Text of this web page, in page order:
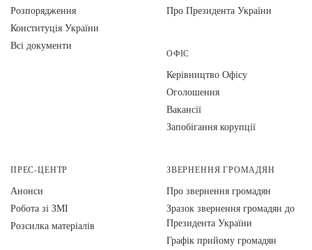
Розпорядження
Конституція України
Всі документи
Про Президента України
ОФІС
Керівництво Офісу
Оголошення
Вакансії
Запобігання корупції
ПРЕС-ЦЕНТР
Анонси
Робота зі ЗМІ
Розсилка матеріалів
ЗВЕРНЕННЯ ГРОМАДЯН
Про звернення громадян
Зразок звернення громадян до
Президента України
Графік прийому громадян